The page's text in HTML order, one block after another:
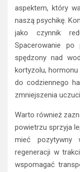
aspektem, który
naszą psychikę.
jako czynnik
Spacerowanie
spędzony nad
kortyzolu,
do codziennego
zmniejszenia
Warto również
powietrzu sprzyja
mieć pozytywny
regeneracji w
wspomagać